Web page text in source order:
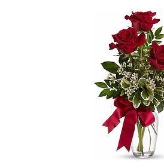
Bouquet di fiori